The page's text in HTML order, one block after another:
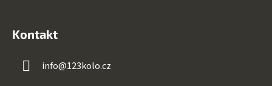
Kontakt
info@123kolo.cz